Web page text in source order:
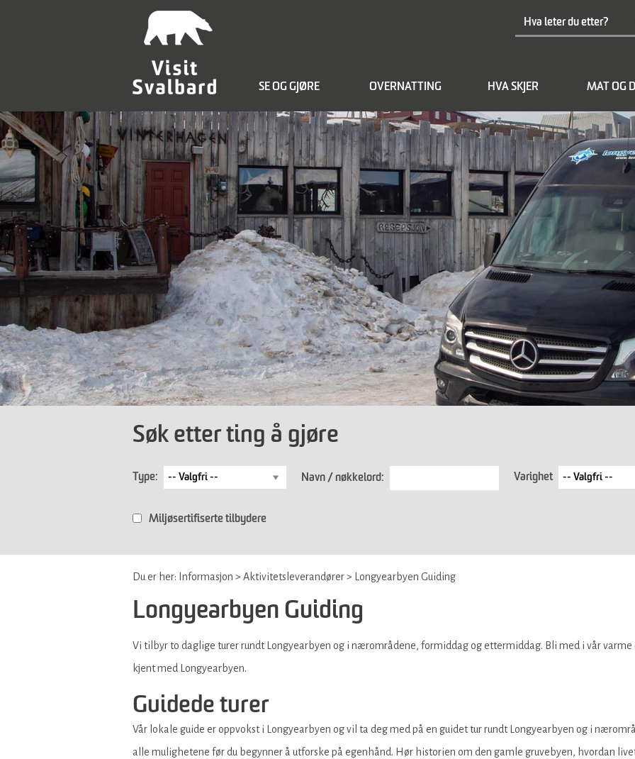
SE OG GJØRE OVERNATTING HVA SKJER MAT OG
Søk etter ting å gjøre
Type: Navn / nøkkelord: Varighet
Miljøsertifiserte tilbydere
Du er her: Informasjon > Aktivitetsleverandører> Longyearbyen Guiding
Longyearbyen Guiding
Vi tilbyr to daglige turer rundt Longyearbyen og i nærområdene, formiddag og ettermiddag. Bli med i vår
kjent med Longyearbyen.
Guidede turer
Vår lokale guide er oppvokst i Longyearbyen og vil ta deg med på en guidet tur rundt Longyearbyen og i
alle mulighetene før du begynner å utforske på egenhånd. Hør historien om den gamle gruvebyen, hvordan